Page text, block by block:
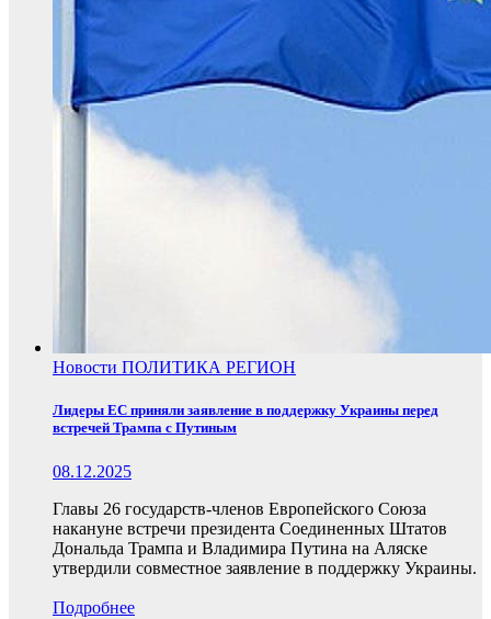
Новости ПОЛИТИКА РЕГИОН
Лидеры ЕС приняли заявление в поддержку Украины перед
встречей Трампа с Путиным
08.12.2025
Главы 26 государств-членов Европейского Союза
накануне встречи президента Соединенных Штатов
Дональда Трампа и Владимира Путина на Аляске
утвердили совместное заявление в поддержку Украины.
Подробнее